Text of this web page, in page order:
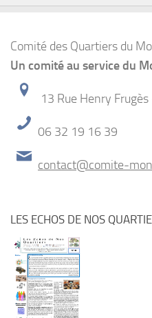
Comité des Quartiers du
Un comité au service du
13 Rue Henry
06 32 19 16 39
contact@comite-
LES ECHOS DE NOS